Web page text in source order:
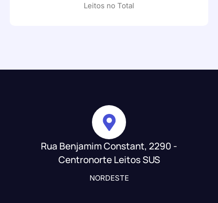
Leitos no Total
Rua Benjamim Constant, 2290 -
Centronorte Leitos SUS
NORDESTE